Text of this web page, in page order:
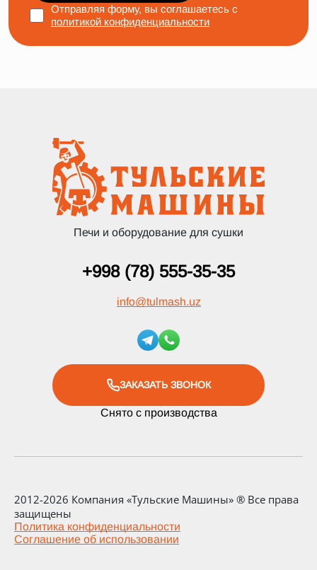
Отправляя форму, вы соглашаетесь с
политикой конфиденциальности
Печи и оборудование для сушки
+998 (78) 555-35-35
info@tulmash.uz
ЗАКАЗАТЬ ЗВОНОК
Снято с производства
2012-2026 Компания «Тульские Машины» ® Все права
защищены
Политика конфиденциальности
Соглашение об использовании